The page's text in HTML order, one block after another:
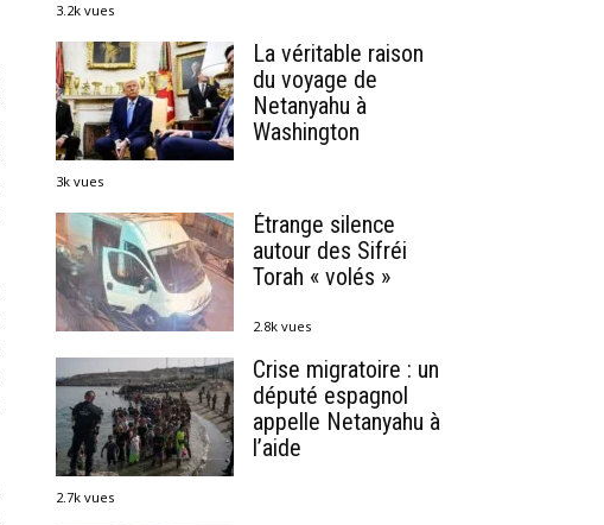
3.2k vues
La véritable raison
du voyage de
Netanyahu à
Washington
3k vues
Étrange silence
autour des Sifréi
Torah « volés »
2.8k vues
Crise migratoire : un
député espagnol
appelle Netanyahu à
l’aide
2.7k vues